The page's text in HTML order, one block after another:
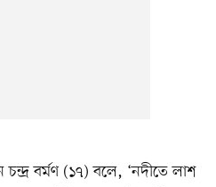
বর্মণ (১৭) বলে, ‘নদীতে লাশ